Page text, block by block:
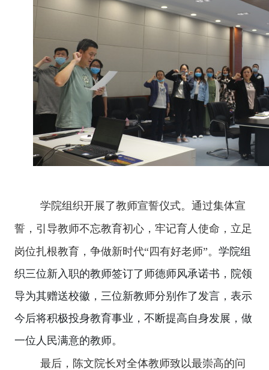
学院组织开展了教师宣誓仪式。通过集体宣
誓，引导教师不忘教育初心，牢记育人使命，立足
岗位扎根教育，争做新时代“四有好老师”。 学院组
织三位新入职的教师签订了师德师风承诺书，院领
导为其赠送校徽，三位新教师分别作了发言，表示
今后将积极投身教育事业，不断提高自身发展，做
一位人民满意的教师。
最后，陈文院长对全体教师致以最崇高的问